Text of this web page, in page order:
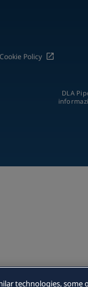
Cookie Policy
DLA
technologies,